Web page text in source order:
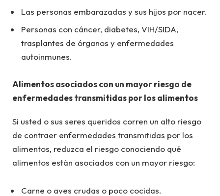
Las personas embarazadas y sus hijos por nacer.
Personas con cáncer, diabetes, VIH/SIDA,
trasplantes de órganos y enfermedades
autoinmunes.
Alimentos asociados con un mayor riesgo de
enfermedades transmitidas por los alimentos
Si usted o sus seres queridos corren un alto riesgo
de contraer enfermedades transmitidas por los
alimentos, reduzca el riesgo conociendo qué
alimentos están asociados con un mayor riesgo:
Carne o aves crudas o poco cocidas.